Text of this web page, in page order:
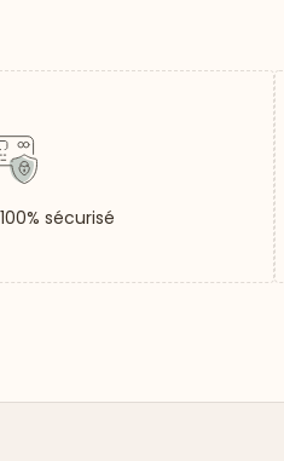
sécurisé